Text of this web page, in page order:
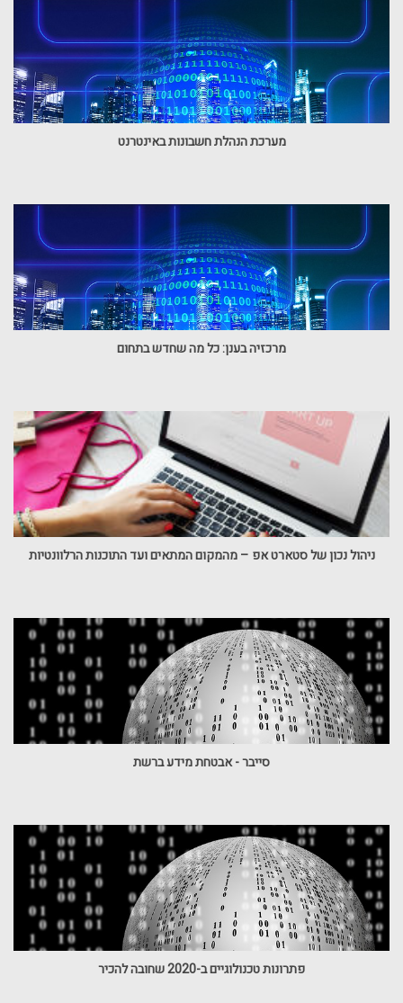
מערכת הנהלת חשבונות באינטרנט
מרכזיה בענן: כל מה שחדש בתחום
ניהול נכון של סטארט אפ – מהמקום המתאים ועד התוכנות הרלוונטיות
סייבר - אבטחת מידע ברשת
פתרונות טכנולוגיים ב-2020 שחובה להכיר